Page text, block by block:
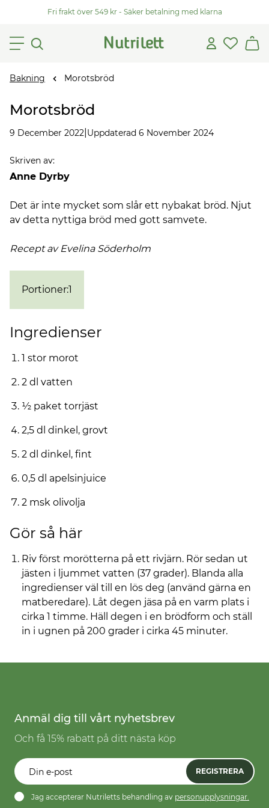
Fri frakt över 549 kr - Säker betalning med klarna
Bakning Morotsbröd
Morotsbröd
9 December 2022 Uppdaterad 6 November 2024
Skriven av:
Anne Dyrby
Det är inte mycket som slår ett nybakat bröd. Njut
av detta nyttiga bröd med gott samvete.
Recept av Evelina Söderholm
Portioner:1
Ingredienser
1 stor morot
2 dl vatten
½ paket torrjäst
2,5 dl dinkel, grovt
2 dl dinkel, fint
0,5 dl apelsinjuice
2 msk olivolja
Gör så här
Riv först morötterna på ett rivjärn. Rör sedan ut
jästen i ljummet vatten (37 grader). Blanda alla
ingredienser väl till en lös deg (använd gärna en
matberedare). Låt degen jäsa på en varm plats i
cirka 1 timme. Häll degen i en brödform och ställ
in i ugnen på 200 grader i cirka 45 minuter.
Anmäl dig till vårt nyhetsbrev
Och få 15% rabatt på ditt nästa köp
REGISTRERA
Jag accepterar Nutriletts behandling av personupplysningar.